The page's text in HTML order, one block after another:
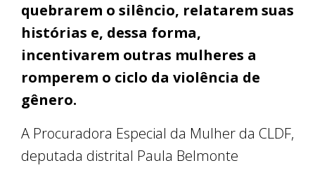
quebrarem o silêncio, relatarem suas
histórias e, dessa forma,
incentivarem outras mulheres a
romperem o ciclo da violência de
gênero.
A Procuradora Especial da Mulher da CLDF,
deputada distrital Paula Belmonte